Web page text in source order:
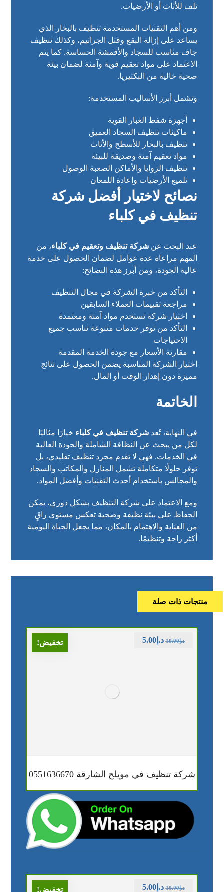
تلف للأثاث أو الأرضيات.
ومن أهم التقنيات المستخدمة تنظيف بالبخار الذي
يساعد على إزالة البقع وقتل الجراثيم، وكذلك تنظيف
جاف مناسب للسجاد والأقمشة الحساسة. كما يتم
الاعتماد على مواد تعقيم قوية وآمنة لضمان بيئة
صحية خالية من البكتيريا.
وتشمل أبرز الأساليب المستخدمة:
أجهزة شفط الغبار القوية
ماكينات تنظيف السجاد العميق
تنظيف بالبخار للأسطح والأثاث
مواد تعقيم آمنة وصديقة للبيئة
تنظيف الزوايا والأماكن الصعبة الوصول
تلميع الأرضيات وإعادة اللمعان
نصائح لاختيار أفضل شركة
تنظيف في كلباء
عند البحث عنشركة تنظيف وتعقيم في كلباء، من
المهم مراعاة عدة عوامل لضمان الحصول على خدمة
عالية الجودة، ومن أبرز هذه النصائح:
التأكد من خبرة الشركة في مجال التنظيف
مراجعة تقييمات العملاء السابقين
اختيار شركة تستخدم مواد آمنة ومعتمدة
التأكد من توفر خدمات متنوعة تناسب جميع
الاحتياجات
مقارنة الأسعار مع جودة الخدمة المقدمة
اختيار الشركة المناسبة يضمن الحصول على نتائج
مميزة دون إهدار الوقت أو المال.
الخاتمة
في النهاية، تُعدشركة تنظيف في كلباء خيارًا مثاليًا
لكل من يبحث عن النظافة الشاملة والجودة العالية
في الخدمات. فهي لا تقدم مجرد تنظيف تقليدي، بل
توفر حلولًا متكاملة تشمل المنازل والمكاتب والسجاد
والمجالس باستخدام أحدث التقنيات وأفضل المواد.
ومع الاعتماد على شركة التنظيف بشكل دوري، يمكن
الحفاظ على بيئة نظيفة وصحية تعكس مستوى راقٍ
من العناية والاهتمام بالمكان، مما يجعل الحياة اليومية
أكثر راحة وتنظيمًا.
منتجات ذات صلة
تخفيض!
شركة تنظيف في مويلح الشارقة 0551636670
د.إ10.00 د.إ5.00
تخفيض! د.إ10.00 د.إ5.00